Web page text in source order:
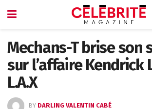
Mechans-T brise son
sur l’affaire Kendrick
L.A.X
BY DARLING VALENTIN CABÉ